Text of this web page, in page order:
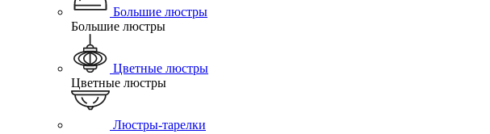
Большие люстры
Большие люстры
Цветные люстры
Цветные люстры
Люстры-тарелки